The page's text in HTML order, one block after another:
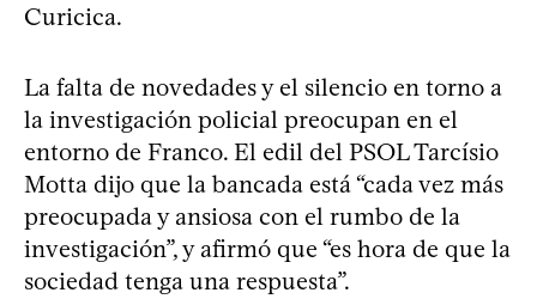
Curicica.
La falta de novedades y el silencio en torno a
la investigación policial preocupan en el
entorno de Franco. El edil del PSOL Tarcísio
Motta dijo que la bancada está “cada vez más
preocupada y ansiosa con el rumbo de la
investigación”, y afirmó que “es hora de que la
sociedad tenga una respuesta”.